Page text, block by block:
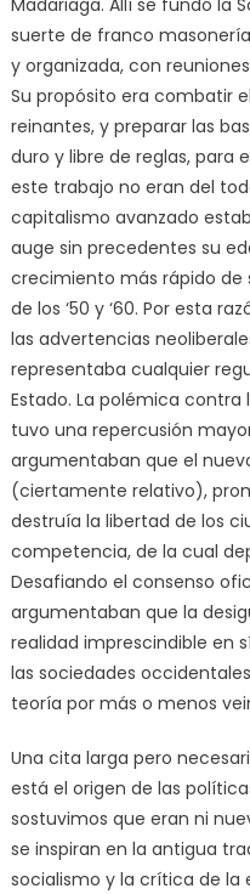
suerte de franco
y organizada, con
Su propósito era combatir
reinantes, y preparar las
duro y libre de reglas, para
este trabajo no eran del
capitalismo avanzado
auge sin precedentes su
crecimiento más rápido de
de los ‘50 y ‘60. Por esta
las advertencias
representaba cualquier
Estado. La polémica
tuvo una repercusión
argumentaban que el
(ciertamente relativo),
destruía la libertad de los
competencia, de la cual
Desafiando el consenso
argumentaban que la
realidad imprescindible en
las sociedades
teoría por más o menos
Una cita larga pero
está el origen de las
sostuvimos que eran ni
se inspiran en la antigua
socialismo y la crítica de